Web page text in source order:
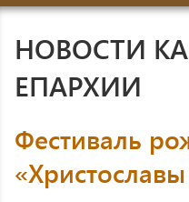
НОВОСТИ
ЕПАРХИИ
Фестиваль